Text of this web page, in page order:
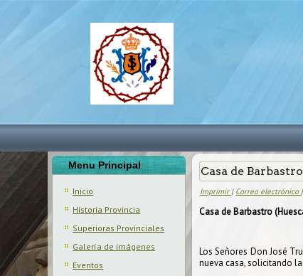
Menu Principal
Inicio
Historia Provincia
Superioras Provinciales
Galería de imágenes
Eventos
Casa de Barbastro
Imprimir | Correo electrónico
Casa de Barbastro
Los Señores Don José
nueva casa, solicitando